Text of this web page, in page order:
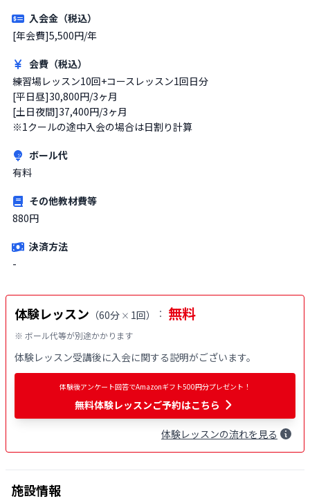
入会金（税込）
[年会費]5,500円/年
会費（税込）
練習場レッスン10回+コースレッスン1回日分
[平日昼]30,800円/3ヶ月
[土日夜間]37,400円/3ヶ月
※1クールの途中入会の場合は日割り計算
ボール代
有料
その他教材費等
880円
決済方法
-
体験レッスン （60分 × 1回） ： 無料
※ ボール代等が別途かかります
体験レッスン受講後に入会に関する説明がございます。
体験後アンケート回答でAmazonギフト500円分プレゼント！
無料体験レッスンご予約はこちら
体験レッスンの流れを見る
施設情報